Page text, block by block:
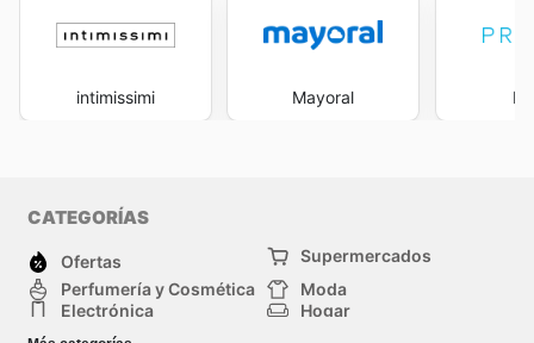
intimissimi Mayoral
CATEGORÍAS
Ofertas
Supermercados
Perfumería y Cosmética
Moda
Electrónica
Hogar
Deporte